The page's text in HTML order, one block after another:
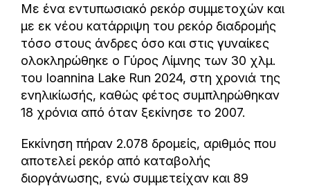
Με ένα εντυπωσιακό ρεκόρ συμμετοχών και
με εκ νέου κατάρριψη του ρεκόρ διαδρομής
τόσο στους άνδρες όσο και στις γυναίκες
ολοκληρώθηκε ο Γύρος Λίμνης των 30 χλμ.
του Ioannina Lake Run 2024, στη χρονιά της
ενηλικίωσής, καθώς φέτος συμπληρώθηκαν
18 χρόνια από όταν ξεκίνησε το 2007.
Εκκίνηση πήραν 2.078 δρομείς, αριθμός που
αποτελεί ρεκόρ από καταβολής
διοργάνωσης, ενώ συμμετείχαν και 89